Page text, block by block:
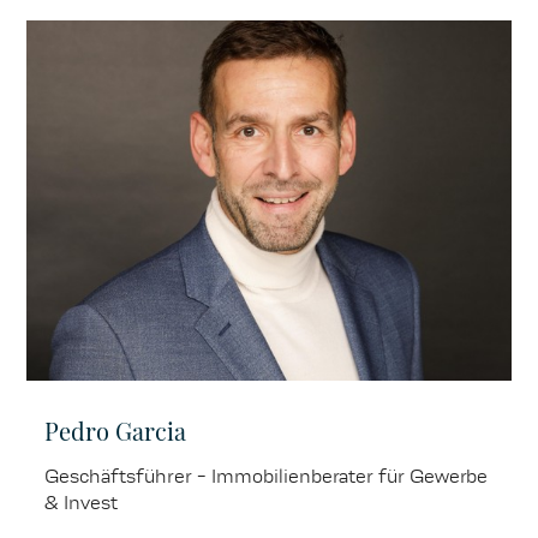
Pedro Garcia
Geschäftsführer - Immobilienberater für Gewerbe
& Invest